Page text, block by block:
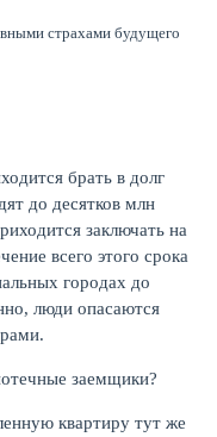
страхами будущего
брать в долг
до десятков млн
заключать на
всего этого срока
городах до
люди опасаются
заемщики?
квартиру тут же